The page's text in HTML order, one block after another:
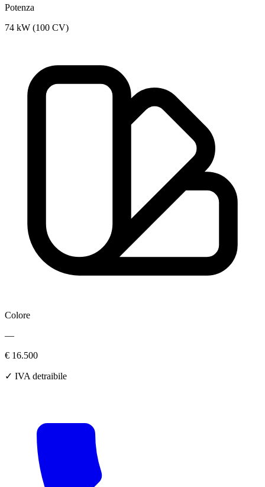
Potenza
74 kW (100 CV)
Colore
—
€ 16.500
✓ IVA detraibile